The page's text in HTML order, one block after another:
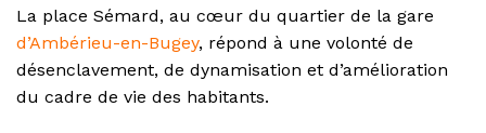
La place Sémard, au cœur du quartier de la gare
d’Ambérieu-en-Bugey, répond à une volonté de
désenclavement, de dynamisation et d’amélioration
du cadre de vie des habitants.